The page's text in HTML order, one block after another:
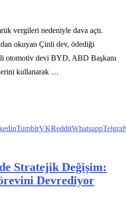
vergileri nedeniyle dava açtı.
okuyan Çinli dev, ödediği
otomotiv devi BYD, ABD Başkanı
kullanarak …
TumblrVKRedditWhatsappTelgraf
Stratejik Değişim:
Devrediyor